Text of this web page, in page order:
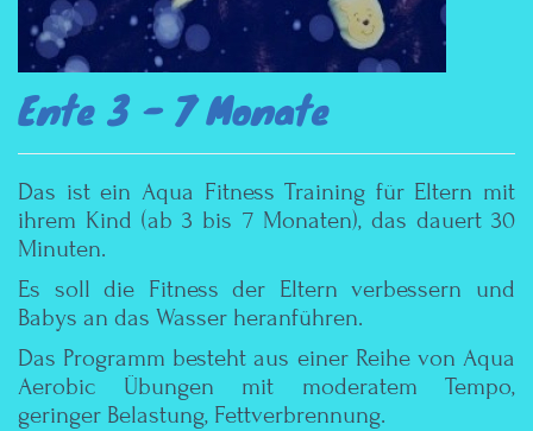
Ente 3 - 7 Monate
Das ist ein Aqua Fitness Training für Eltern mit
ihrem Kind (ab 3 bis 7 Monaten), das dauert 30
Minuten.
Es soll die Fitness der Eltern verbessern und
Babys an das Wasser heranführen.
Das Programm besteht aus einer Reihe von Aqua
Aerobic Übungen mit moderatem Tempo,
geringer Belastung, Fettverbrennung.